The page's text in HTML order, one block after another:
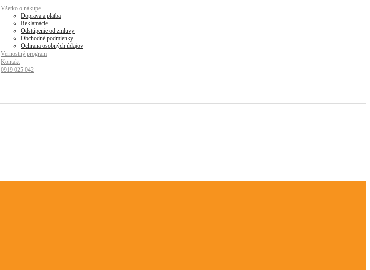
Všetko o nákupe
Doprava a platba
Reklamácie
Odstúpenie od zmluvy
Obchodné podmienky
Ochrana osobných údajov
Vernostný program
Kontakt
0919 025 042